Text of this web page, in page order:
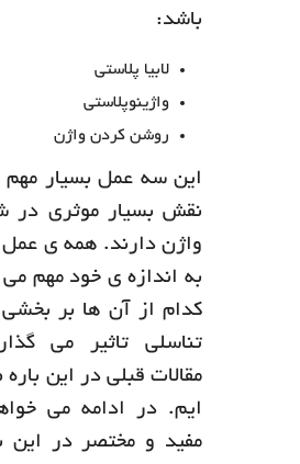
باشد:
لابیا پلاستی
واژینوپلاستی
روشن کردن واژن
این سه عمل بسیار مهم
نقش بسیار موثری در
واژن دارند. همه ی عمل
به اندازه ی خود مهم
کدام از آن ها بر بخشی
تناسلی تاثیر می
مقالات قبلی در این
ایم. در ادامه می
مفید و مختصر در این